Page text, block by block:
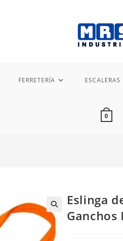
FERRETERÍA ESCALERAS
0
Eslinga
Ganchos